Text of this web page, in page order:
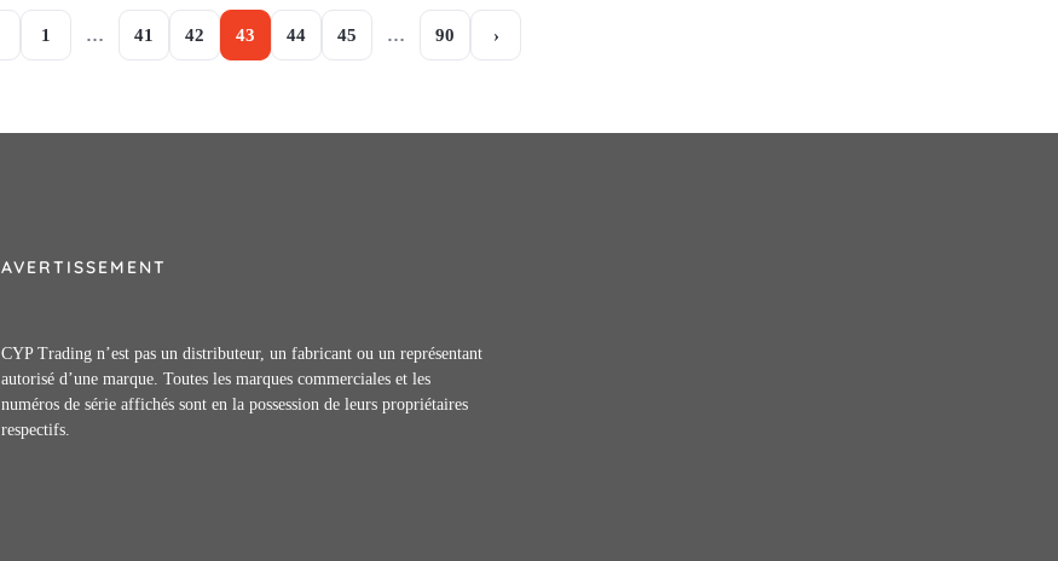
1 … 41 42 43 44 45 … 90 ›
AVERTISSEMENT
CYP Trading n’est pas un distributeur, un fabricant ou un représentant
autorisé d’une marque. Toutes les marques commerciales et les
numéros de série affichés sont en la possession de leurs propriétaires
respectifs.